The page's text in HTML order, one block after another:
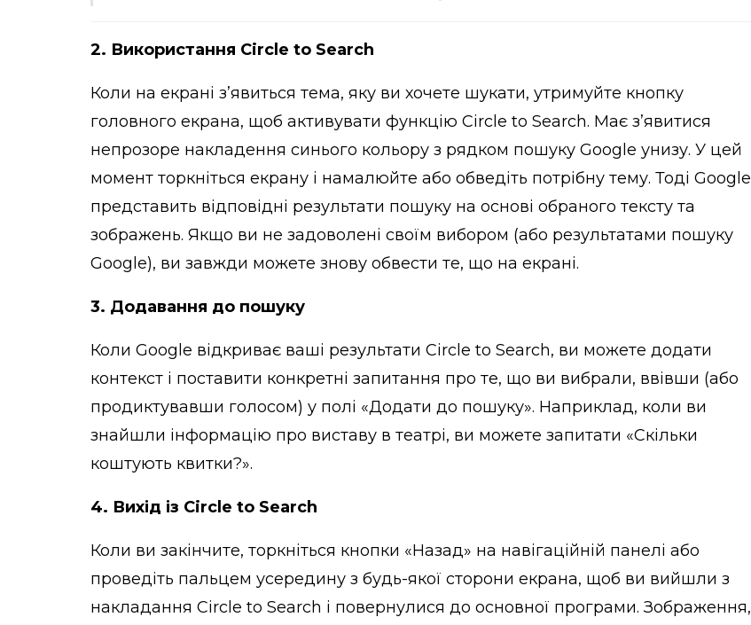
2. Використання Circle to Search
Коли на екрані з’явиться тема, яку ви хочете шукати, утримуйте кнопку
головного екрана, щоб активувати функцію Circle to Search. Має з’явитися
непрозоре накладення синього кольору з рядком пошуку Google унизу. У цей
момент торкніться екрану і намалюйте або обведіть потрібну тему. Тоді Google
представить відповідні результати пошуку на основі обраного тексту та
зображень. Якщо ви не задоволені своїм вибором (або результатами пошуку
Google), ви завжди можете знову обвести те, що на екрані.
3. Додавання до пошуку
Коли Google відкриває ваші результати Circle to Search, ви можете додати
контекст і поставити конкретні запитання про те, що ви вибрали, ввівши (або
продиктувавши голосом) у полі «Додати до пошуку». Наприклад, коли ви
знайшли інформацію про виставу в театрі, ви можете запитати «Скільки
коштують квитки?».
4. Вихід із Circle to Search
Коли ви закінчите, торкніться кнопки «Назад» на навігаційній панелі або
проведіть пальцем усередину з будь-якої сторони екрана, щоб ви вийшли з
накладання Circle to Search і повернулися до основної програми. Зображення,